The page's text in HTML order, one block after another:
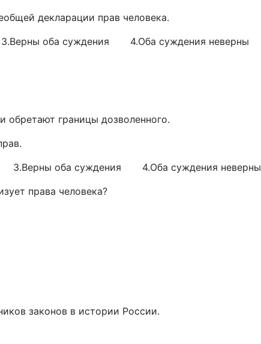
декларации прав человека.
оба суждения 4.Оба суждения неверны
границы дозволенного.
оба суждения 4.Оба суждения неверны
права человека?
законов в истории России.